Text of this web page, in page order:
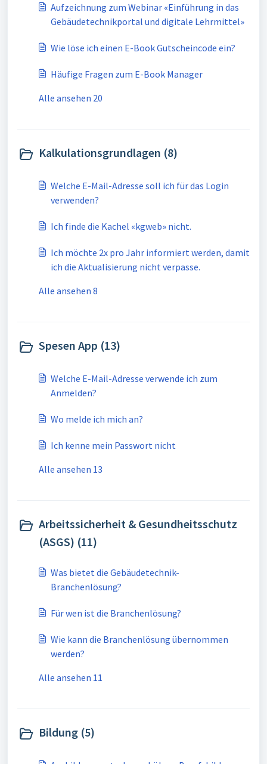
Aufzeichnung zum Webinar «Einführung in das
Gebäudetechnikportal und digitale Lehrmittel»
Wie löse ich einen E-Book Gutscheincode ein?
Häufige Fragen zum E-Book Manager
Alle ansehen 20
Kalkulationsgrundlagen (8)
Welche E-Mail-Adresse soll ich für das Login
verwenden?
Ich finde die Kachel «kgweb» nicht.
Ich möchte 2x pro Jahr informiert werden, damit
ich die Aktualisierung nicht verpasse.
Alle ansehen 8
Spesen App (13)
Welche E-Mail-Adresse verwende ich zum
Anmelden?
Wo melde ich mich an?
Ich kenne mein Passwort nicht
Alle ansehen 13
Arbeitssicherheit & Gesundheitsschutz
(ASGS) (11)
Was bietet die Gebäudetechnik-
Branchenlösung?
Für wen ist die Branchenlösung?
Wie kann die Branchenlösung übernommen
werden?
Alle ansehen 11
Bildung (5)